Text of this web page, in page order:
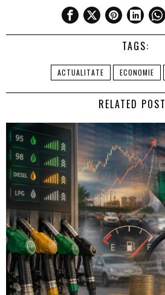
TAGS:
ACTUALITATE ECONOMIE
RELATED